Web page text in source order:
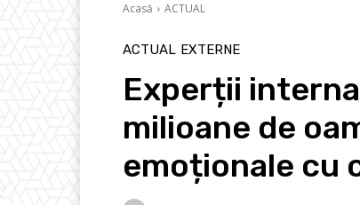
Acasă ACTUAL
ACTUAL EXTERNE
Experții
milioane de
emoționale cu